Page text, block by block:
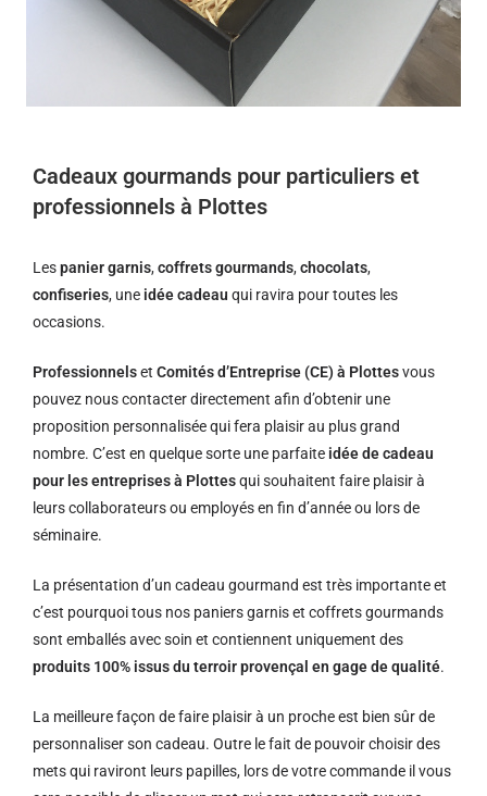
Cadeaux gourmands pour particuliers et
professionnels à Plottes
Lespanier garnis,coffrets gourmands,chocolats,
confiseries, une idée cadeau qui ravira pour toutes les
occasions.
Professionnelset Comités d’Entreprise (CE) à Plottesvous
pouvez nous contacter directement afin d’obtenir une
proposition personnalisée qui fera plaisir au plus grand
nombre. C’est en quelque sorte une parfaite idée de cadeau
pour les entreprises à Plottesqui souhaitent faire plaisir à
leurs collaborateurs ou employés en fin d’année ou lors de
séminaire.
La présentation d’un cadeau gourmand est très importante et
c’est pourquoi tous nos paniers garnis et coffrets gourmands
sont emballés avec soin et contiennent uniquement des
produits 100% issus du terroir provençal en gage de qualité.
La meilleure façon de faire plaisir à un proche est bien sûr de
personnaliser son cadeau. Outre le fait de pouvoir choisir des
mets qui raviront leurs papilles, lors de votre commande il vous